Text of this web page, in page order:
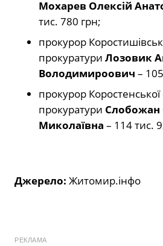
Мохарев Олексій
тис. 780 грн;
прокурор
прокуратури Лозовик
Володимироович –
прокурор Коростенської
прокуратури Слобожан
Миколаївна – 114 тис.
Джерело: Житомир.інфо
РЕКЛАМА